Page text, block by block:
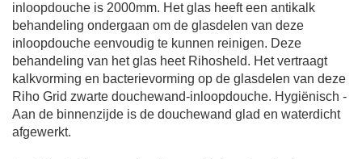
inloopdouche is 2000mm. Het glas heeft een antikalk
behandeling ondergaan om de glasdelen van deze
inloopdouche eenvoudig te kunnen reinigen. Deze
behandeling van het glas heet Rihosheld. Het vertraagt
kalkvorming en bacterievorming op de glasdelen van deze
Riho Grid zwarte douchewand-inloopdouche. Hygiënisch -
Aan de binnenzijde is de douchewand glad en waterdicht
afgewerkt.